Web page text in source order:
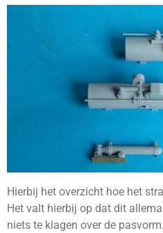
Hierbij het overzicht hoe het
Het valt hierbij op dat dit
niets te klagen over de pasvorm.